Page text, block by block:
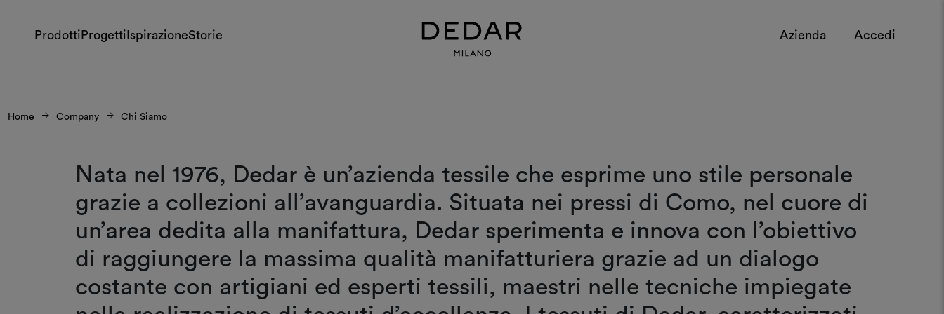
Prodotti Progetti IspirazioneStorie Azienda Accedi
Home Company Chi Siamo
Nata nel 1976, Dedar è un’azienda tessile che esprime uno stile personale
grazie a collezioni all’avanguardia. Situata nei pressi di Como, nel cuore di
un’area dedita alla manifattura, Dedar sperimenta e innova con l’obiettivo
di raggiungere la massima qualità manifatturiera grazie ad un dialogo
costante con artigiani ed esperti tessili, maestri nelle tecniche impiegate